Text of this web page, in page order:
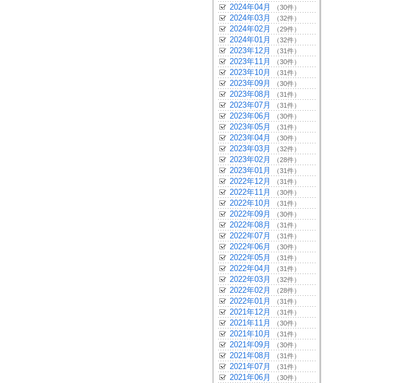
2024年04月 （30件）
2024年03月 （32件）
2024年02月 （29件）
2024年01月 （32件）
2023年12月 （31件）
2023年11月 （30件）
2023年10月 （31件）
2023年09月 （30件）
2023年08月 （31件）
2023年07月 （31件）
2023年06月 （30件）
2023年05月 （31件）
2023年04月 （30件）
2023年03月 （32件）
2023年02月 （28件）
2023年01月 （31件）
2022年12月 （31件）
2022年11月 （30件）
2022年10月 （31件）
2022年09月 （30件）
2022年08月 （31件）
2022年07月 （31件）
2022年06月 （30件）
2022年05月 （31件）
2022年04月 （31件）
2022年03月 （32件）
2022年02月 （28件）
2022年01月 （31件）
2021年12月 （31件）
2021年11月 （30件）
2021年10月 （31件）
2021年09月 （30件）
2021年08月 （31件）
2021年07月 （31件）
2021年06月 （30件）